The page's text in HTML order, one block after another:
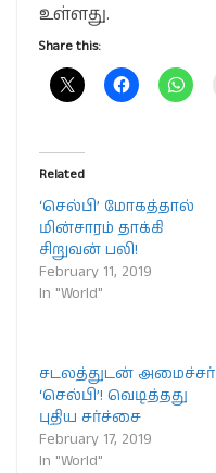
உள்ளது.
Share this:
Related
‘செல்பி’ மோகத்தால்
மின்சாரம் தாக்கி
சிறுவன் பலி!
February 11, 2019
In "World"
சடலத்துடன் அமைச்சர்
‘செல்பி’! வெடித்தது
புதிய சர்ச்சை
February 17, 2019
In "World"